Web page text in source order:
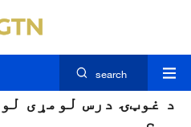
search
د غوټۍ درس لومړی